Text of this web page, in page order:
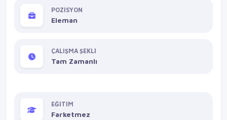
POZİSYON
Eleman
ÇALIŞMA ŞEKLİ
Tam Zamanlı
EĞİTİM
Farketmez